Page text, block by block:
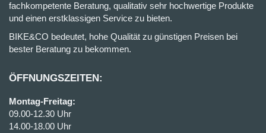
fachkompetente Beratung, qualitativ sehr hochwertige Produkte
und einen erstklassigen Service zu bieten.
BIKE&CO bedeutet, hohe Qualität zu günstigen Preisen bei
bester Beratung zu bekommen.
ÖFFNUNGSZEITEN:
Montag-Freitag:
09.00-12.30 Uhr
14.00-18.00 Uhr